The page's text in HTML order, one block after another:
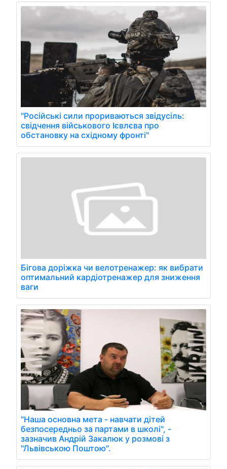
"Російські сили прориваються звідусіль:
свідчення військового Ієвлєва про
обстановку на східному фронті"
Бігова доріжка чи велотренажер: як вибрати
оптимальний кардіотренажер для зниження
ваги
"Наша основна мета - навчати дітей
безпосередньо за партами в школі", -
зазначив Андрій Закалюк у розмові з
"Львівською Поштою".